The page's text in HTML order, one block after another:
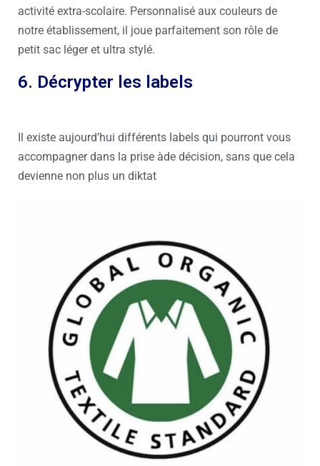
activité extra-scolaire. Personnalisé aux couleurs de
notre établissement, il joue parfaitement son rôle de
petit sac léger et ultra stylé.
6. Décrypter les labels
Il existe aujourd’hui différents labels qui pourront vous
accompagner dans la prise àde décision, sans que cela
devienne non plus un diktat